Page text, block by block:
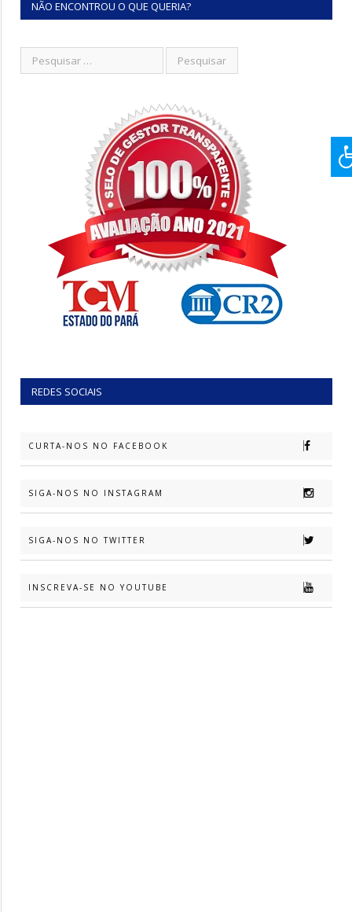
NÃO ENCONTROU O QUE QUERIA?
REDES SOCIAIS
CURTA-NOS NO FACEBOOK
SIGA-NOS NO INSTAGRAM
SIGA-NOS NO TWITTER
INSCREVA-SE NO YOUTUBE